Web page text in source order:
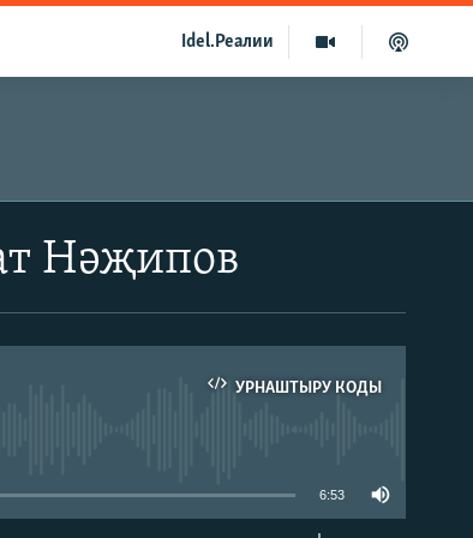
Idel.Реалии
Нәҗипов
УРНАШТЫРУ КОДЫ
6:53